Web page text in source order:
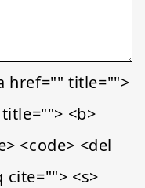
href="" title="">
<b>
<code> <del
cite=""> <s>